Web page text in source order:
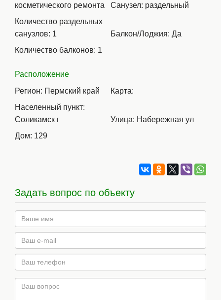
косметического ремонта
Санузел: раздельный
Количество раздельных
санузлов: 1
Балкон/Лоджия: Да
Количество балконов: 1
Расположение
Регион: Пермский край
Карта:
Населенный пункт:
Соликамск г
Улица: Набережная ул
Дом: 129
Задать вопрос по объекту